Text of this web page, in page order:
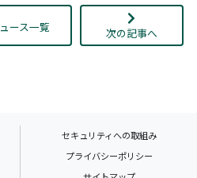
ース一覧 次の記事へ
セキュリティへの取組み
プライバシーポリシー